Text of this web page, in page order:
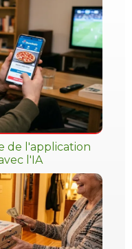
de l'application
l'IA